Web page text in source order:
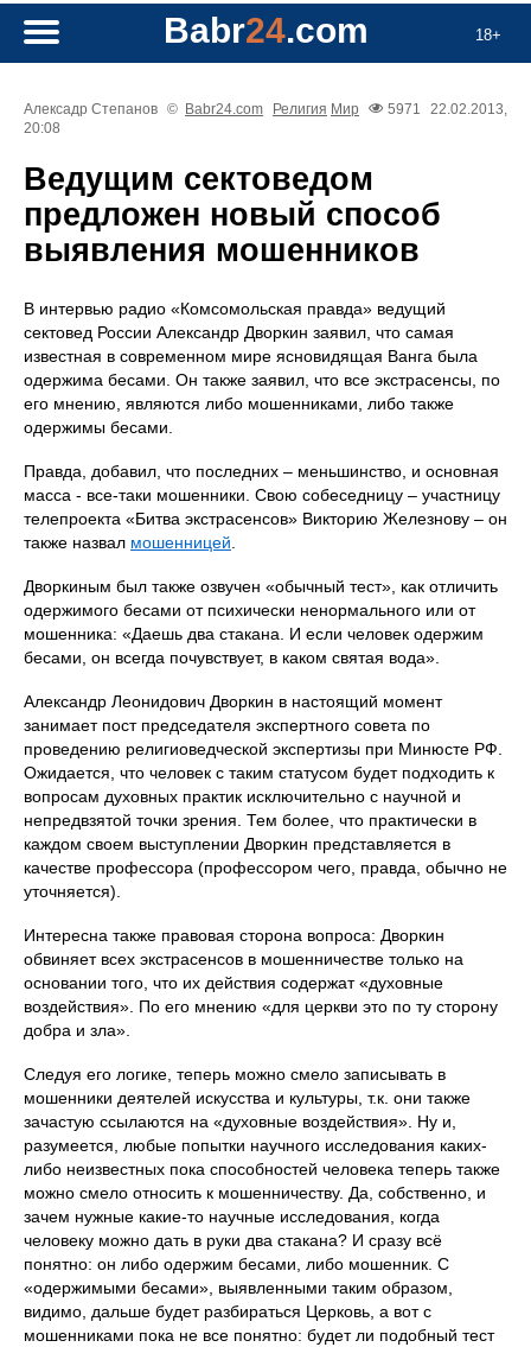
18+
Babr24.com
Алексадр Степанов © Babr24.com Религия Мир 5971
22.02.2013,
20:08
Ведущим сектоведом
предложен новый способ
выявления мошенников
В интервью радио «Комсомольская правда» ведущий
сектовед России Александр Дворкин заявил, что самая
известная в современном мире ясновидящая Ванга была
одержима бесами. Он также заявил, что все экстрасенсы, по
его мнению, являются либо мошенниками, либо также
одержимы бесами.
Правда, добавил, что последних – меньшинство, и основная
масса - все-таки мошенники. Свою собеседницу – участницу
телепроекта «Битва экстрасенсов» Викторию Железнову – он
также назвал мошенницей
Дворкиным был также озвучен «обычный тест», как отличить
одержимого бесами от психически ненормального или от
мошенника: «Даешь два стакана. И если человек одержим
бесами, он всегда почувствует, в каком святая вода».
Александр Леонидович Дворкин в настоящий момент
занимает пост председателя экспертного совета по
проведению религиоведческой экспертизы при Минюсте РФ.
Ожидается, что человек с таким статусом будет подходить к
вопросам духовных практик исключительно с научной и
непредвзятой точки зрения. Тем более, что практически в
каждом своем выступлении Дворкин представляется в
качестве профессора (профессором чего, правда, обычно не
уточняется).
Интересна также правовая сторона вопроса: Дворкин
обвиняет всех экстрасенсов в мошенничестве только на
основании того, что их действия содержат «духовные
воздействия». По его мнению «для церкви это по ту сторону
добра и зла».
Следуя его логике, теперь можно смело записывать в
мошенники деятелей искусства и культуры, т.к. они также
зачастую ссылаются на «духовные воздействия». Ну и,
разумеется, любые попытки научного исследования каких-
либо неизвестных пока способностей человека теперь также
можно смело относить к мошенничеству. Да, собственно, и
зачем нужные какие-то научные исследования, когда
человеку можно дать в руки два стакана? И сразу всё
понятно: он либо одержим бесами, либо мошенник. C
«одержимыми бесами», выявленными таким образом,
видимо, дальше будет разбираться Церковь, а вот с
мошенниками пока не все понятно: будет ли подобный тест